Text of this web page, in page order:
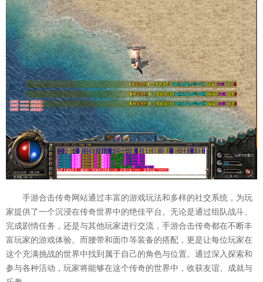
手游合击传奇网站通过丰富的游戏玩法和多样的社交系统，为玩
家提供了一个沉浸在传奇世界中的绝佳平台。无论是通过组队战斗、
完成剧情任务，还是与其他玩家进行交流，手游合击传奇都在不断丰
富玩家的游戏体验。而腰带和面巾等装备的搭配，更是让每位玩家在
这个充满挑战的世界中找到属于自己的角色与位置。通过深入探索和
参与各种活动，玩家将能够在这个传奇的世界中，收获友谊、成就与